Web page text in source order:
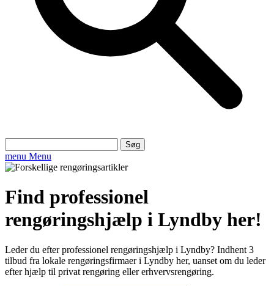
efter:
menu Menu
Find professionel
rengøringshjælp i Lyndby her!
Leder du efter professionel rengøringshjælp i Lyndby? Indhent 3
tilbud fra lokale rengøringsfirmaer i Lyndby her, uanset om du leder
efter hjælp til privat rengøring eller erhvervsrengøring.